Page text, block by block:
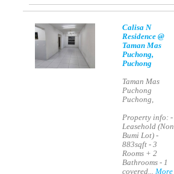
Calisa N
Residence @
Taman Mas
Puchong,
Puchong
Taman Mas
Puchong
Puchong,
Property info: -
Leasehold (Non
Bumi Lot) -
883sqft - 3
Rooms + 2
Bathrooms - 1
covered...More